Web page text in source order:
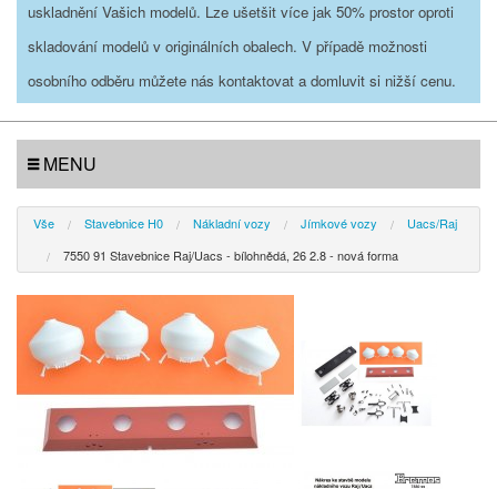
uskladnění Vašich modelů. Lze ušetšit více jak 50% prostor oproti
skladování modelů v originálních obalech. V případě možnosti
osobního odběru můžete nás kontaktovat a domluvit si nižší cenu.
MENU
Vše Stavebnice H0 Nákladní vozy Jímkové vozy
Uacs/Raj
7550 91 Stavebnice Raj/Uacs - bílohnědá, 26 2.8 - nová forma